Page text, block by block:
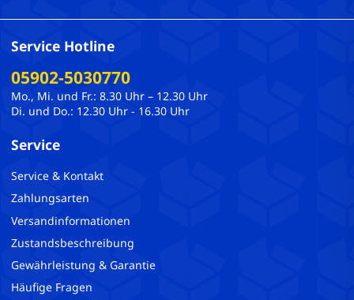
Service Hotline
05902-5030770
Mo., Mi. und Fr.: 8.30 Uhr – 12.30 Uhr
Di. und Do.: 12.30 Uhr - 16.30 Uhr
Service
Service & Kontakt
Zahlungsarten
Versandinformationen
Zustandsbeschreibung
Gewährleistung & Garantie
Häufige Fragen